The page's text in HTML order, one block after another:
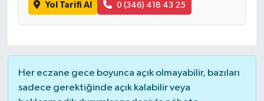
Yol Tarifi Al 0 (346) 418 43 25
Her eczane gece boyunca açık olmayabilir, bazıları
sadece gerektiğinde açık kalabilir veya